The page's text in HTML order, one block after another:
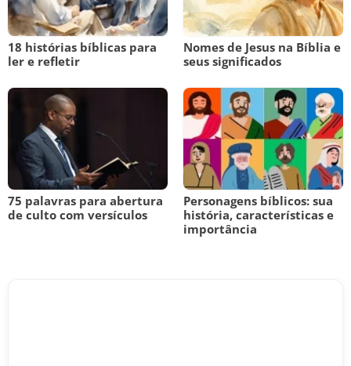
18 histórias bíblicas para
ler e refletir
Nomes de Jesus na Bíblia e
seus significados
75 palavras para abertura
de culto com versículos
Personagens bíblicos: sua
história, características e
importância